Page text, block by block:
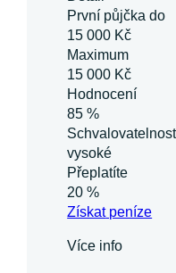
První půjčka do
15 000 Kč
Maximum
15 000 Kč
Hodnocení
85 %
Schvalovatelnost
vysoké
Přeplatíte
20 %
Získatpeníze
Více info